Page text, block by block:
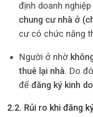
định doanh nghiệp
chung cư nhà ở
cư có chức năng
Người ở nhờ
thuê lại nhà. Do
để đăng ký kinh
2.2. Rủi ro khi đăng